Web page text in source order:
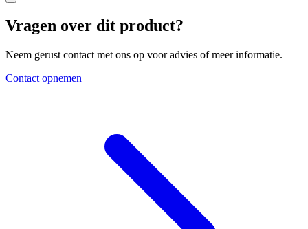
Vragen over dit product?
Neem gerust contact met ons op voor advies of meer informatie.
Contact opnemen